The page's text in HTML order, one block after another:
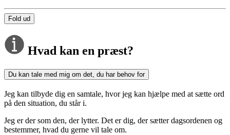
Fold ud
Hvad kan en præst?
Du kan tale med mig om det, du har behov for
Jeg kan tilbyde dig en samtale, hvor jeg kan hjælpe med at sætte ord
på den situation, du står i.
Jeg er der som den, der lytter. Det er dig, der sætter dagsordenen og
bestemmer, hvad du gerne vil tale om.